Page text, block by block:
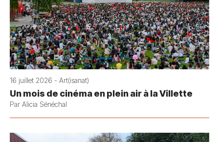
16 juillet 2026 - Art(isanat)
Un mois de cinéma en plein air à la Villette
Par Alicia Sénéchal